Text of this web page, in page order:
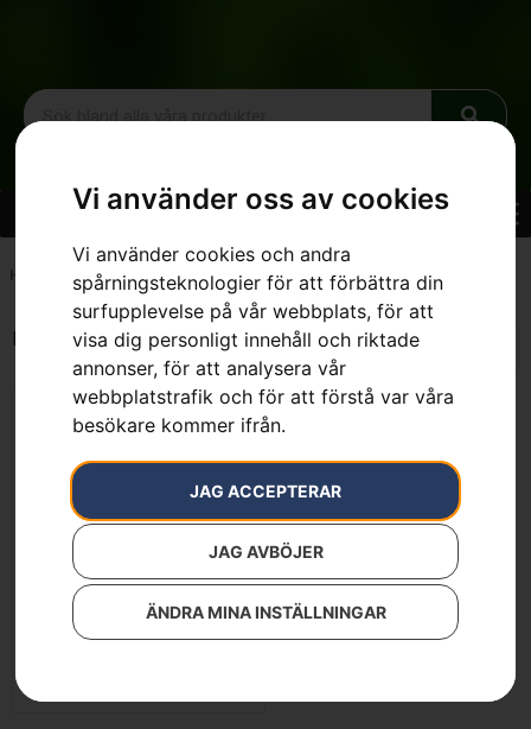
Vi använder oss av cookies
Vi använder cookies och andra
spårningsteknologier för att förbättra din
surfupplevelse på vår webbplats, för att
visa dig personligt innehåll och riktade
annonser, för att analysera vår
webbplatstrafik och för att förstå var våra
besökare kommer ifrån.
JAG ACCEPTERAR
JAG AVBÖJER
ÄNDRA MINA INSTÄLLNINGAR
Hem 1200 W
Endast ett sökresultat
Husqvarna WDC 325L
3 590